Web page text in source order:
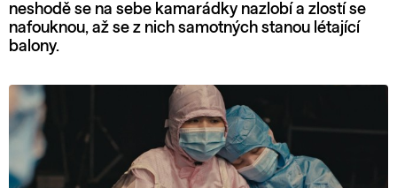
neshodě se na sebe kamarádky nazlobí a zlostí se
nafouknou, až se z nich samotných stanou létající
balony.